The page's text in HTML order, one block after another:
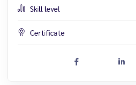
Skill level
Certificate